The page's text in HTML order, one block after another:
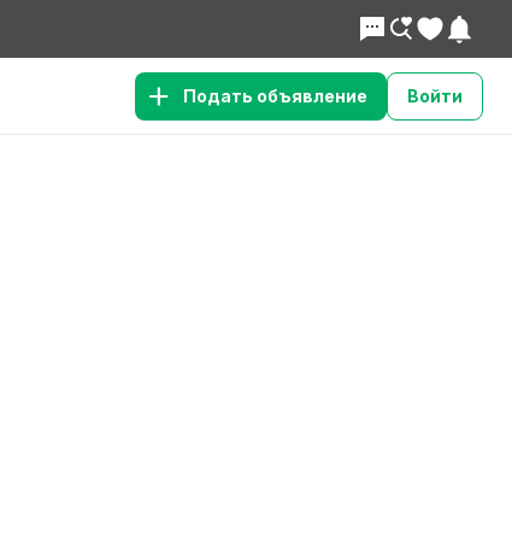
Подать объявление Войти